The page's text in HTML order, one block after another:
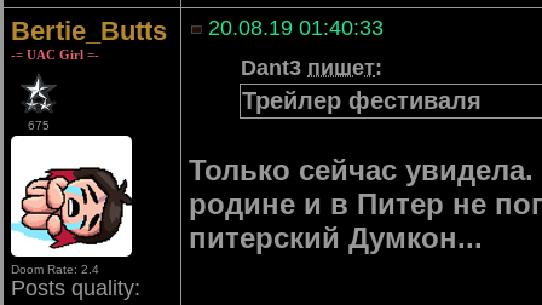
Bertie_Butts
-= UAC Girl =-
675
Doom Rate: 2.4
Posts quality:
20.08.19 01:40:33
Dant3 пишет:
Трейлер фестиваля
Только сейчас
родине и в Питер не
питерский Думкон...